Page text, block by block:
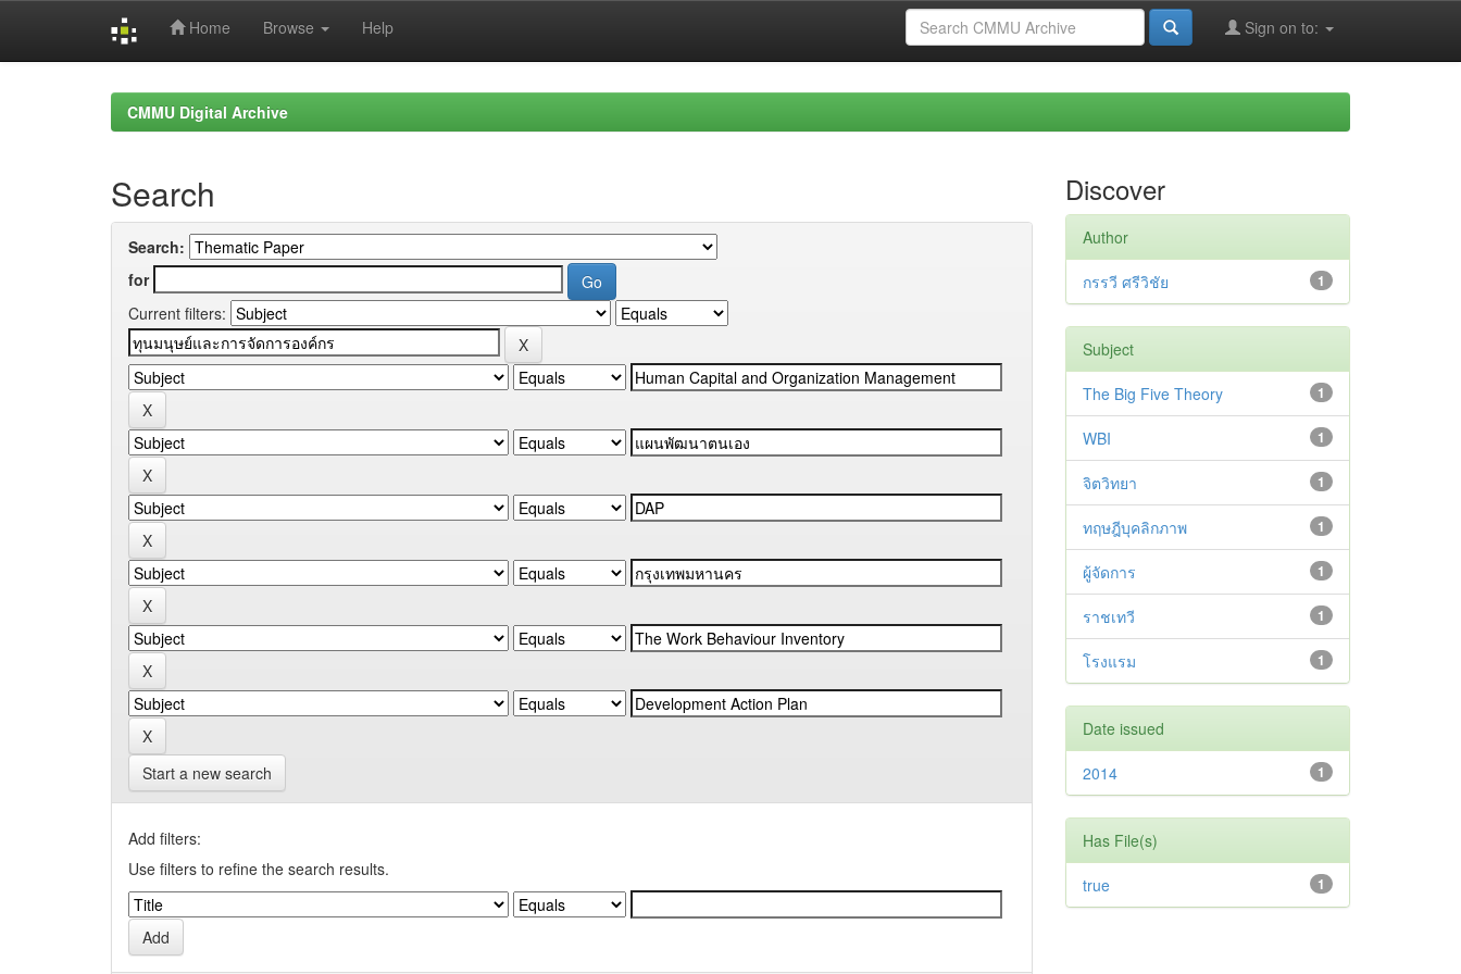
Home Browse Help Sign on to:
CMMU Digital Archive
Search
Search:
for
Current filters:
Start a new search
Add filters:
Use filters to refine the search results.
Discover
Author
1
กรรวี ศรีวิชัย
Subject
1
The Big Five Theory
1
WBI
1
จิตวิทยา
1
ทฤษฎีบุคลิกภาพ
1
ผู้จัดการ
1
ราชเทวี
1
โรงแรม
Date issued
1
2014
Has File(s)
1
true